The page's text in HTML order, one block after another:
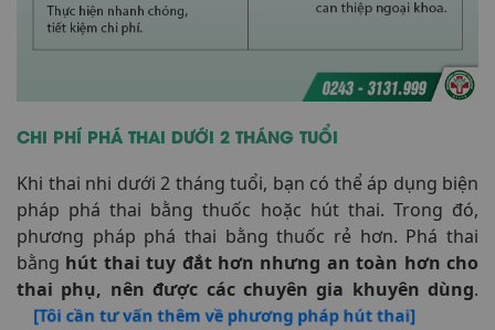
CHI PHÍ PHÁ THAI DƯỚI 2 THÁNG TUỔI
Khi thai nhi dưới 2 tháng tuổi, bạn có thể áp dụng biện
pháp phá thai bằng thuốc hoặc hút thai. Trong đó,
phương pháp phá thai bằng thuốc rẻ hơn. Phá thai
bằng hút thai tuy đắt hơn nhưng an toàn hơn cho
thai phụ, nên được các chuyên gia khuyên dùng.
[Tôi cần tư vấn thêm về phương pháp hút thai]